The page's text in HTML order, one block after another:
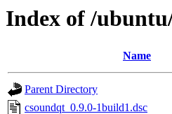
Index of /
Name
Parent Directory
csoundqt_0.9.0-1build1.dsc